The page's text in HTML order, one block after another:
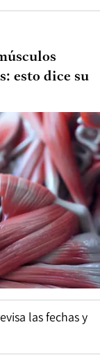
esto dice su
las fechas y